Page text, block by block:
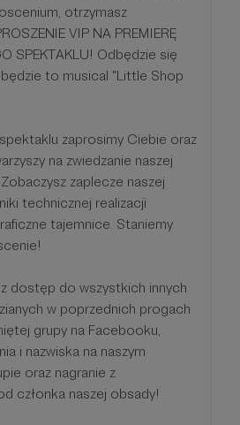
otrzymasz
VIP NA PREMIERĘ
SPEKTAKLU! Odbędzie się
to musical "Little Shop
zaprosimy Ciebie oraz
na zwiedzanie naszej
zaplecze naszej
technicznej realizacji
tajemnice. Staniemy
dostęp do wszystkich innych
w poprzednich progach
grupy na Facebooku,
i nazwiska na naszym
oraz nagranie z
członka naszej obsady!